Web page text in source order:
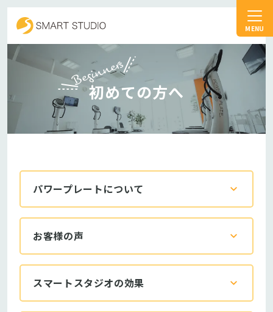
Beginners
初めての方へ
パワープレートについて
お客様の声
スマートスタジオの効果